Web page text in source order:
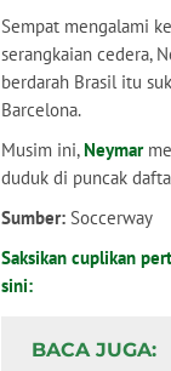
Sempat mengalami
serangkaian cedera,
berdarah Brasil itu
Barcelona.
Musim ini,Neymar
duduk di puncak
Sumber: Soccerway
Saksikan cuplikan
sini:
BACA JUGA